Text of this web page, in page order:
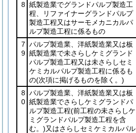
8 紙製造業でグランドパルプ製造工
程、リファイナーグランドパルプ
製造工程又はサーモメカニカルパ
ルプ製造工程に係るもの
7
9
パルプ製造業、洋紙製造業又は板
紙製造業で未さらしケミグランド
パルプ製造工程又は未さらしセミ
ケミカルパルプ製造工程に係るも
の(次項に掲げるものを除く。)
8
0
パルプ製造業、洋紙製造業又は板
紙製造業でさらしケミグランドパ
ルプ製造工程(前工程の未さらしケ
ミグランドパルプ製造工程を含
む。)又はさらしセミケミカルパル